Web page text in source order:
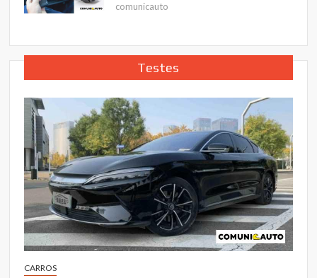
comunicauto
Testes
CARROS